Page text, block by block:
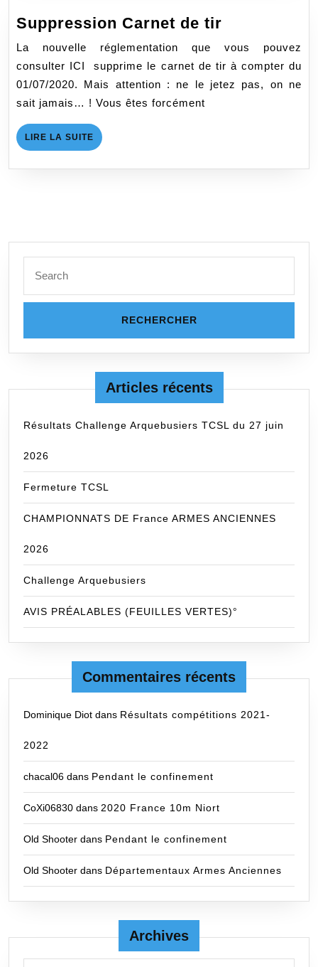
Suppression Carnet de tir
Carnet
de
tir
La nouvelle réglementation que vous pouvez
consulter ICI supprime le carnet de tir à compter du
01/07/2020. Mais attention : ne le jetez pas, on ne
sait jamais… ! Vous êtes forcément
LIRE LA SUITE LIRE
LA
for:
Articles récents
Résultats Challenge Arquebusiers TCSL du 27 juin
2026
Fermeture TCSL
CHAMPIONNATS DE France ARMES ANCIENNES
2026
Challenge Arquebusiers
AVIS PRÉALABLES (FEUILLES VERTES)°
Commentaires récents
Dominique Diot dans Résultats compétitions 2021-
2022
chacal06 dans Pendant le confinement
CoXi06830 dans 2020 France 10m Niort
Old Shooter dans Pendant le confinement
Old Shooter dans Départementaux Armes Anciennes
Archives